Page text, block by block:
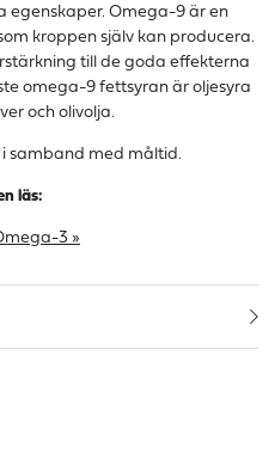
egenskaper. Omega-9 är en
kroppen själv kan producera.
till de goda effekterna
omega-9 fettsyran är oljesyra
och olivolja.
samband med måltid.
läs:
3 »